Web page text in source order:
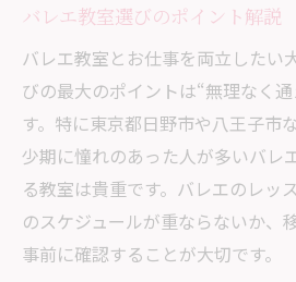
大人のためのバレエ教室
説
趣味が広がるバレエ教
ト
バレエ教室で手芸も学
事情
忙しい大人が続けやす
バレエ教室選びのポイント解説
バレエ教室とお仕事を両立したい
びの最大のポイントは“無理なく
す。特に東京都日野市や八王子市
少期に憧れのあった人が多いバレ
る教室は貴重です。バレエのレッ
のスケジュールが重ならないか、
事前に確認することが大切です。